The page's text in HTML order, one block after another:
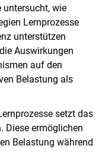
untersucht, wie
Lernprozesse
unterstützen
Auswirkungen
auf den
Belastung als
setzt das
Diese ermöglichen
Belastung während